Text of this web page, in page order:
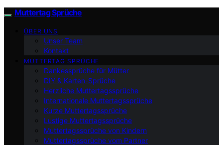
Muttertag Sprüche
ÜBER UNS
Unser Team
Kontakt
MUTTERTAG SPRÜCHE
Dankessprüche für Mütter
DIY & Karten-Sprüche
Herzliche Muttertagssprüche
Internationale Muttertagssprüche
Kurze Muttertagssprüche
Lustige Muttertagssprüche
Muttertagssprüche von Kindern
Muttertagssprüche vom Partner